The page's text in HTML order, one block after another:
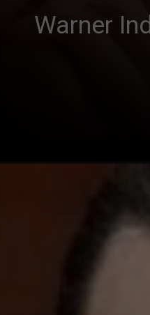
Warner